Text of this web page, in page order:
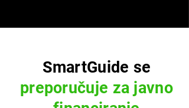
SmartGuide se
preporučuje za javno